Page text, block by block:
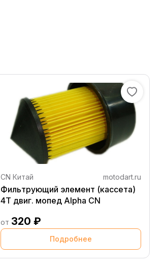
CN Китай motodart.ru
Фильтрующий элемент (кассета)
4T двиг. мопед Alpha CN
от 320 ₽
Подробнее